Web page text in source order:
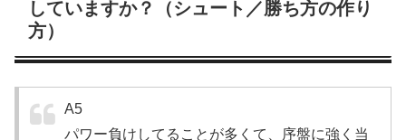
していますか？（シュート／勝ち方の作り
方）
A5
パワー負けしてることが多くて、序盤に強く当